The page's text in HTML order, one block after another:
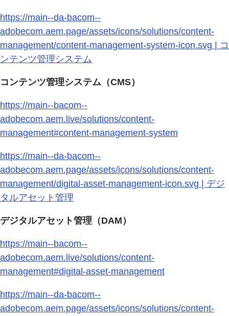
https://main--da-bacom--
adobecom.aem.page/assets/icons/solutions/content-
management/content-management-system-icon.svg | コ
ンテンツ管理システム
コンテンツ管理システム（CMS）
https://main--bacom--
adobecom.aem.live/solutions/content-
management#content-management-system
https://main--da-bacom--
adobecom.aem.page/assets/icons/solutions/content-
management/digital-asset-management-icon.svg | デジ
タルアセット管理
デジタルアセット管理（DAM）
https://main--bacom--
adobecom.aem.live/solutions/content-
management#digital-asset-management
https://main--da-bacom--
adobecom.aem.page/assets/icons/solutions/content-